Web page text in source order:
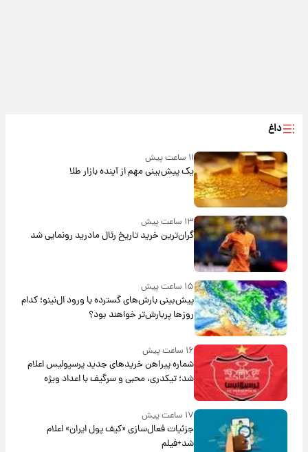
داغ
۱۱ ساعت پیش
یک پیش‌بینی مهم از آینده بازار طلا
۱۳ ساعت پیش
گران‌ترین خرید تاریخ رئال مادرید رونمایی شد
۱۵ ساعت پیش
پیش‌بینی بارش‌های گسترده با ورود ال‌نینو؛ کدام
روزها پربارش‌تر خواهند بود؟
۱۶ ساعت پیش
شماره پیراهن خریدهای جدید پرسپولیس اعلام
شد؛ تیکدری، محبی و سرگیف با اعداد ویژه
۱۷ ساعت پیش
جزئیات فعال‌سازی «کیف پول ایران» اعلام
شد+فیلم